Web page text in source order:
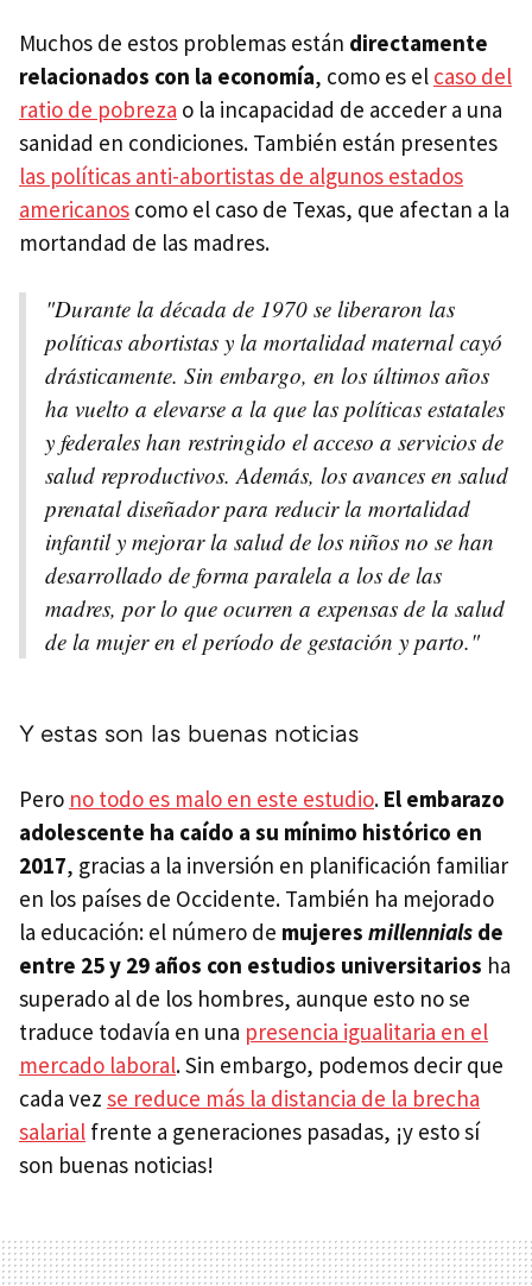
Muchos de estos problemas están directamente
relacionados con la economía, como es el caso del
ratio de pobreza o la incapacidad de acceder a una
sanidad en condiciones. También están presentes
las políticas anti-abortistas de algunos estados
americanos como el caso de Texas, que afectan a la
mortandad de las madres.
"Durante la década de 1970 se liberaron las
políticas abortistas y la mortalidad maternal cayó
drásticamente. Sin embargo, en los últimos años
ha vuelto a elevarse a la que las políticas estatales
y federales han restringido el acceso a servicios de
salud reproductivos. Además, los avances en salud
prenatal diseñador para reducir la mortalidad
infantil y mejorar la salud de los niños no se han
desarrollado de forma paralela a los de las
madres, por lo que ocurren a expensas de la salud
de la mujer en el período de gestación y parto."
Y estas son las buenas noticias
Pero no todo es malo en este estudio. El embarazo
adolescente ha caído a su mínimo histórico en
2017, gracias a la inversión en planificación familiar
en los países de Occidente. También ha mejorado
la educación: el número de mujeres millennials de
entre 25 y 29 años con estudios universitarios ha
superado al de los hombres, aunque esto no se
traduce todavía en una presencia igualitaria en el
mercado laboral. Sin embargo, podemos decir que
cada vez se reduce más la distancia de la brecha
salarial frente a generaciones pasadas, ¡y esto sí
son buenas noticias!